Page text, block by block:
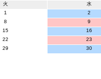
火 水
1 2
8 9
15 16
22 23
29 30